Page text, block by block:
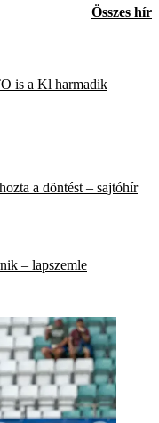
Összes hír
is a Kl harmadik
a döntést – sajtóhír
– lapszemle